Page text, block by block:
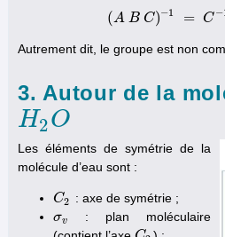
(A B C)−1 = C −
(A B C − = C−1
Autrement dit, le groupe est non
3. Autour de la
H2O
H2O
Les éléments de symétrie de la
molécule d’eau sont :
C2
C2 : axe de symétrie ;
σv
σv : plan moléculaire